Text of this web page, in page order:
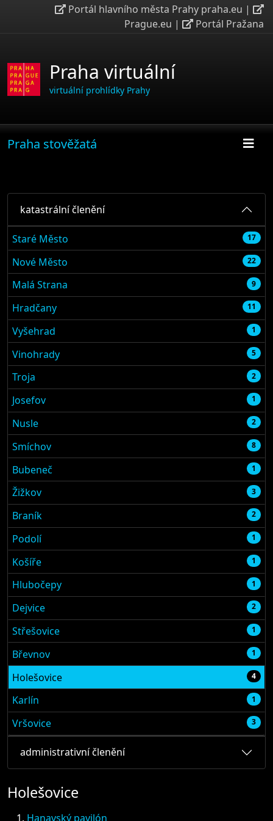
Portál hlavního města Prahy praha.eu |
Prague.eu | Portál Pražana
Praha virtuální
virtuální prohlídky Prahy
Praha stověžatá
katastrální členění
Staré Město 17
Nové Město 22
Malá Strana 9
Hradčany 11
Vyšehrad 1
Vinohrady 5
Troja 2
Josefov 1
Nusle 2
Smíchov 8
Bubeneč 1
Žižkov 3
Braník 2
Podolí 1
Košíře 1
Hlubočepy 1
Dejvice 2
Střešovice 1
Břevnov 1
Holešovice 4
Karlín 1
Vršovice 3
administrativní členění
Holešovice
Hanavský pavilón